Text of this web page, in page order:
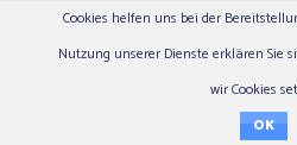
Cookies helfen uns bei der
Nutzung unserer Dienste erklären Sie
wir Cookies
OK